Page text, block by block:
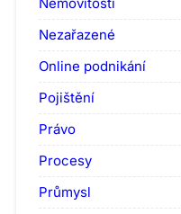
Nezařazené
Online podnikání
Pojištění
Právo
Procesy
Průmysl